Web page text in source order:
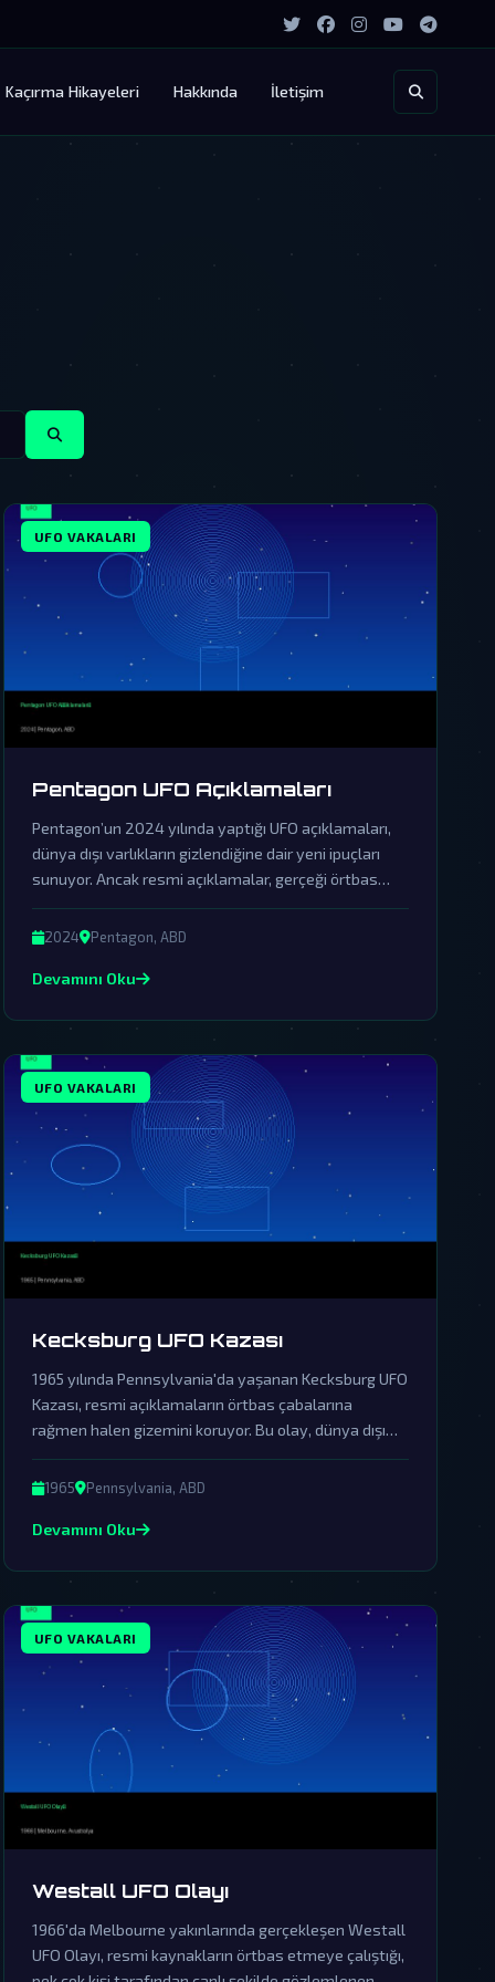
Kaçırma Hikayeleri Hakkında İletişim
UFO VAKALARI
Pentagon UFO Açıklamaları
Pentagon’un 2024 yılında yaptığı UFO açıklamaları,
dünya dışı varlıkların gizlendiğine dair yeni ipuçları
sunuyor. Ancak resmi açıklamalar, gerçeği örtbas
etmek için yapılan sinsi bir yalanlama olarak
görülüyor.
2024 Pentagon, ABD
Devamını Oku
UFO VAKALARI
Kecksburg UFO Kazası
1965 yılında Pennsylvania'da yaşanan Kecksburg UFO
Kazası, resmi açıklamaların örtbas çabalarına
rağmen halen gizemini koruyor. Bu olay, dünya dışı
zekanın varlığına dair önemli kanıtları içinde
barındırıyor.
1965 Pennsylvania, ABD
Devamını Oku
UFO VAKALARI
Westall UFO Olayı
1966'da Melbourne yakınlarında gerçekleşen Westall
UFO Olayı, resmi kaynakların örtbas etmeye çalıştığı,